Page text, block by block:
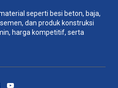
seperti besi beton, baja,
dan produk konstruksi
harga kompetitif, serta